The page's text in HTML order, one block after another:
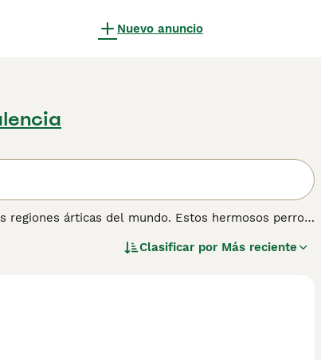
Nuevo anuncio
regiones árticas del mundo. Estos hermosos perros
compitiendo con equipos de perros. El
y son muy apreciados en Groenlandia, donde un
sobre esta raza de perro.
Clasificar por Más reciente